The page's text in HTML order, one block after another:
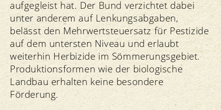
aufgegleist hat. Der Bund verzichtet dabei
unter anderem auf Lenkungsabgaben,
belässt den Mehrwertsteuersatz für Pestizide
auf dem untersten Niveau und erlaubt
weiterhin Herbizide im Sömmerungsgebiet.
Produktionsformen wie der biologische
Landbau erhalten keine besondere
Förderung.